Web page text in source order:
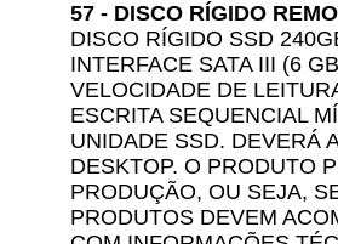
57 - DISCO RÍGIDO
DISCO RÍGIDO SSD
INTERFACE SATA III (6
VELOCIDADE DE
ESCRITA SEQUENCIAL
UNIDADE SSD. DEVERÁ
DESKTOP. O PRODUTO
PRODUÇÃO, OU SEJA,
PRODUTOS DEVEM